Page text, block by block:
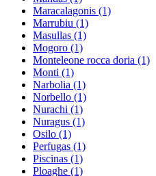
Maracalagonis (1)
Marrubiu (1)
Masullas (1)
Mogoro (1)
Monteleone rocca doria (1)
Monti (1)
Narbolia (1)
Norbello (1)
Nurachi (1)
Nuragus (1)
Osilo (1)
Perfugas (1)
Piscinas (1)
Ploaghe (1)